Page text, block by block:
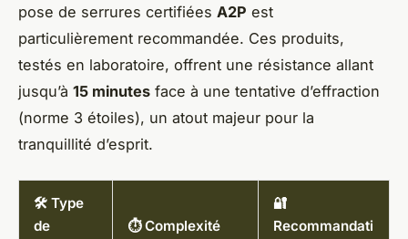
pose de serrures certifiées A2P est
particulièrement recommandée. Ces produits,
testés en laboratoire, offrent une résistance allant
jusqu’à 15 minutes face à une tentative d’effraction
(norme 3 étoiles), un atout majeur pour la
tranquillité d’esprit.
🛠️ Type
de
⏱️ Complexité
🔐
Recommandati